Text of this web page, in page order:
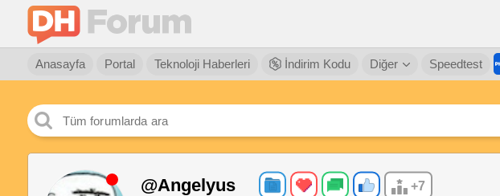
Anasayfa Portal Teknoloji Haberleri İndirim Kodu Diğer Speedtest
@Angelyus +7